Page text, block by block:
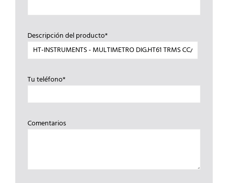
Descripción del producto*
Tu teléfono*
Comentarios